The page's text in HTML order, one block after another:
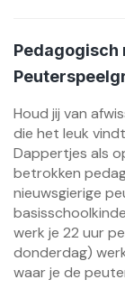
Pedagogisch
Houd jij van
die het leuk
Dappertjes als
betrokken
nieuwsgierige
werk je 22 uur
donderdag)
waar je de